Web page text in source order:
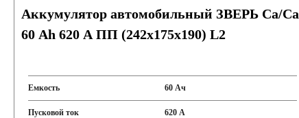
Аккумулятор автомобильный ЗВЕРЬ Са/Са
60 Ah 620 A ПП (242х175х190) L2
Емкость 60 Ач
Пусковой ток 620 А